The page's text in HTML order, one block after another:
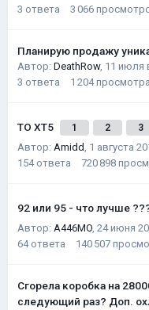
3 ответа 3 066
Планирую продажу
Автор: DeathRow, 11 июля
3 ответа 1 204 просмотра
ТО XT5 1 2 3
Автор: Amidd, 1 августа
154 ответа 720 898
92 или 95 - что лучше
Автор: A446MO, 24 июня
64 ответа 140 507
Сгорела коробка на
следующий раз? Доп.